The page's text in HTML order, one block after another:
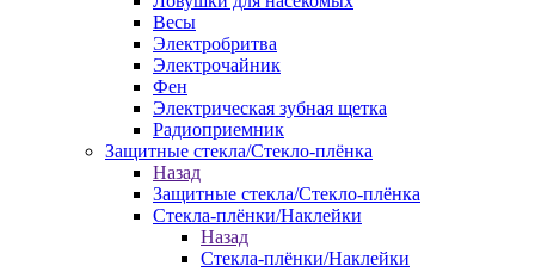
Весы
Электробритва
Электрочайник
Фен
Электрическая зубная щетка
Радиоприемник
Защитные стекла/Стекло-плёнка
Назад
Защитные стекла/Стекло-плёнка
Стекла-плёнки/Наклейки
Назад
Стекла-плёнки/Наклейки